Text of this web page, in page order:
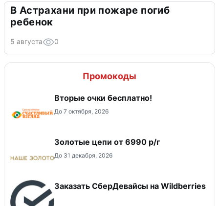
В Астрахани при пожаре погиб
ребенок
5 августа 0
Промокоды
Вторые очки бесплатно!
До 7 октября, 2026
Золотые цепи от 6990 р/г
До 31 декабря, 2026
Заказать СберДевайсы на Wildberries